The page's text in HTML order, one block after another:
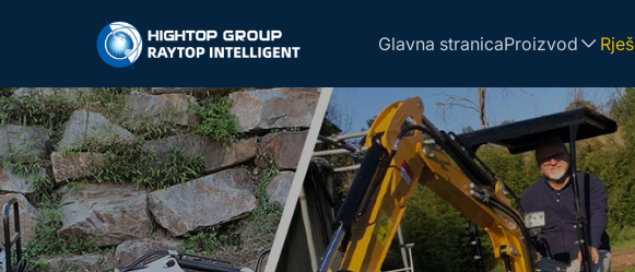
Glavna stranicaProizvod